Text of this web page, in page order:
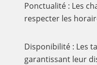
Ponctualité : Les
respecter les
Disponibilité : Les
garantissant leur